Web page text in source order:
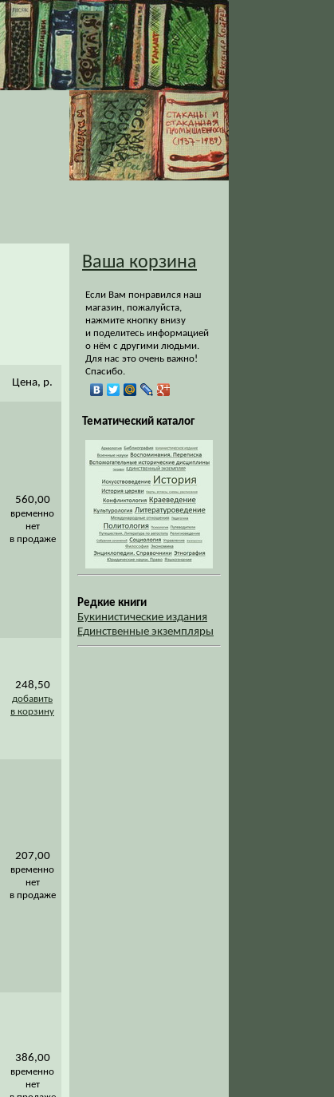
Цена, р.
560,00
временно
нет
в продаже
248,50
добавить
в корзину
207,00
временно
нет
в продаже
386,00
временно
нет
Ваша корзина
Если Вам понравился наш
магазин, пожалуйста,
нажмите кнопку внизу
и поделитесь информацией
о нём с другими людьми.
Для нас это очень важно!
Спасибо.
Тематический каталог
Редкие книги
Букинистические издания
Единственные экземпляры